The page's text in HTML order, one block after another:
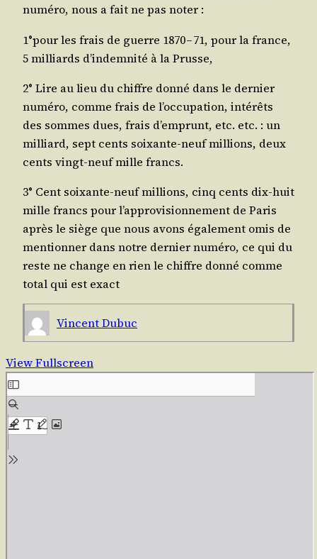
numé­ro, nous a fait ne pas noter :
1°pour les frais de guerre 1870 – 71, pour la france,
5 mil­liards d’in­dem­ni­té à la Prusse,
2° Lire au lieu du chiffre don­né dans le der­nier
numé­ro, comme frais de l’oc­cu­pa­tion, inté­rêts
des sommes dues, frais d’emprunt, etc. etc. : un
mil­liard, sept cents soixante-neuf mil­lions, deux
cents vingt-neuf mille francs.
3° Cent soixante-neuf mil­lions, cinq cents dix-huit
mille francs pour l’ap­pro­vi­sion­ne­ment de Paris
après le siège que nous avons éga­le­ment omis de
men­tion­ner dans notre der­nier numé­ro, ce qui du
reste ne change en rien le chiffre don­né comme
total qui est exact
Vincent Dubuc
View Fullscreen